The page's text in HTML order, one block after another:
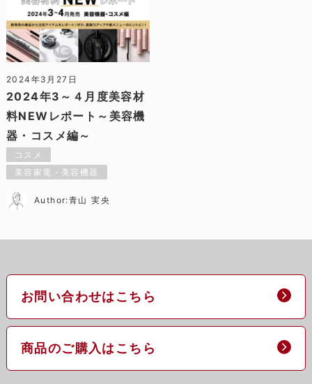
2024年3月27日
2024年3～４月度美容材
料NEWレポート～美容機
器・コスメ編～
コスメ
美容家電・美容機器
Author:青山 実央
お問い合わせはこちら
商品のご購入はこちら